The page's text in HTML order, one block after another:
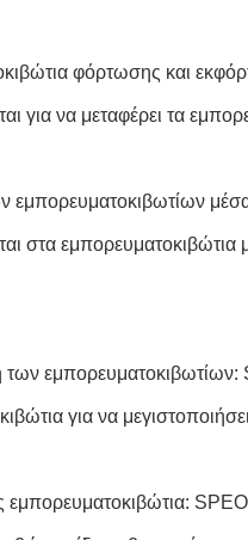
φόρτωσης και
για να μεταφέρει τα
εμπορευματοκιβωτίων
στα
εμπορευματοκιβωτίων:
για να
εμπορευματοκιβώτια: